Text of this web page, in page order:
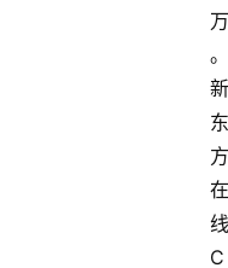
万
。
新
东
方
在
线
C